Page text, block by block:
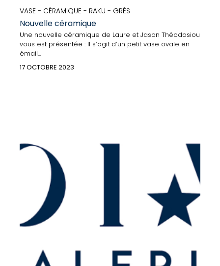
VASE - CÉRAMIQUE - RAKU - GRÈS
Nouvelle céramique
Une nouvelle céramique de Laure et Jason Théodosiou
vous est présentée : Il s’agit d’un petit vase ovale en
émail...
17 OCTOBRE 2023